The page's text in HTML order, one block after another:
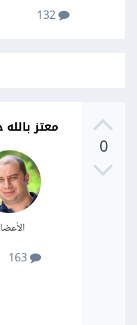
132
0
معتز